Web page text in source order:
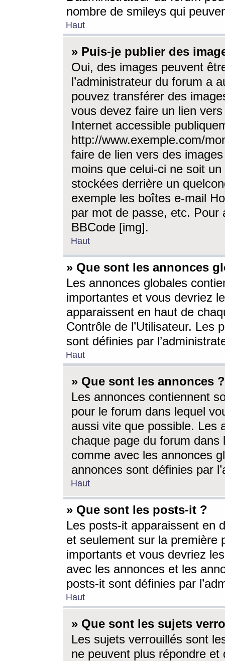
nombre de smileys qui
Haut
» Puis-je publier des
Oui, des images peuvent
l’administrateur du forum a
pouvez transférer des
vous devez faire un lien
Internet accessible
http://www.exemple.com/
faire de lien vers des
moins que celui-ci ne soit
stockées derrière un
exemple les boîtes e-mail
par mot de passe, etc. Pour
BBCode [img].
Haut
» Que sont les annonces
Les annonces globales
importantes et vous devriez
apparaissent en haut de
Contrôle de l’Utilisateur. Les
sont définies par
Haut
» Que sont les annonces ?
Les annonces contiennent
pour le forum dans lequel
aussi vite que possible. Les
chaque page du forum dans
comme avec les annonces
annonces sont définies par
Haut
» Que sont les posts-it ?
Les posts-it apparaissent en
et seulement sur la première
importants et vous devriez
avec les annonces et les
posts-it sont définies par
Haut
» Que sont les sujets
Les sujets verrouillés sont
ne peuvent plus répondre